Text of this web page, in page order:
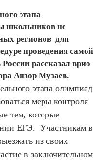
этапа
школьников не
регионов для
проведения самой
рассказал врио
Анзор Музаев.
этапа олимпиад
меры контроля
тем, которые
ЕГЭ. Участникам в
из своих
в заключительном